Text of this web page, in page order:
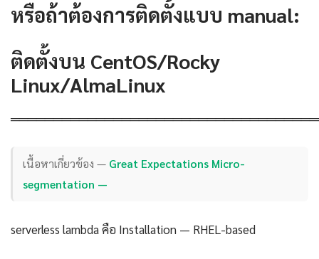
หรือถ้าต้องการติดตั้งแบบ manual:
ติดตั้งบน CentOS/Rocky
Linux/AlmaLinux
เนื้อหาเกี่ยวข้อง — Great Expectations Micro-
segmentation —
serverless lambda คือ Installation — RHEL-based